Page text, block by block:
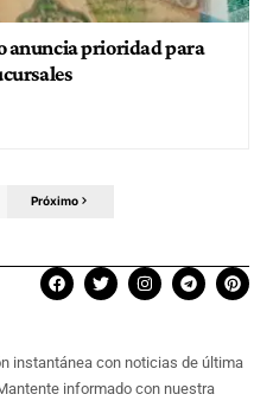
anuncia prioridad para
Próximo
instantánea con noticias de última
informado con nuestra